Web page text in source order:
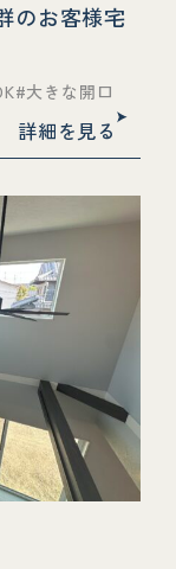
のお客様宅
大きな開口
詳細を見る